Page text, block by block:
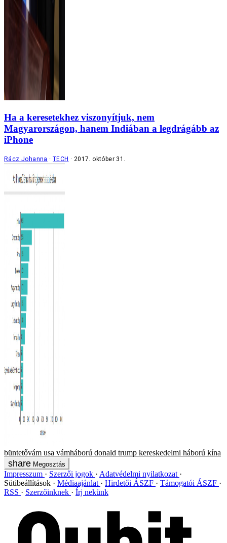
Ha a keresetekhez viszonyítjuk, nem
Magyarországon, hanem Indiában a legdrágább az
iPhone
Rácz Johanna TECH 2017. október 31.
büntetővám usa vámháború donald trump kereskedelmi háború kína
Megosztás
Impresszum Szerzői jogok
Adatvédelmi nyilatkozat
Sütibeállítások
Médiaajánlat Hirdetői ÁSZF
Támogatói ÁSZF
RSS
Szerzőinknek Írj nekünk